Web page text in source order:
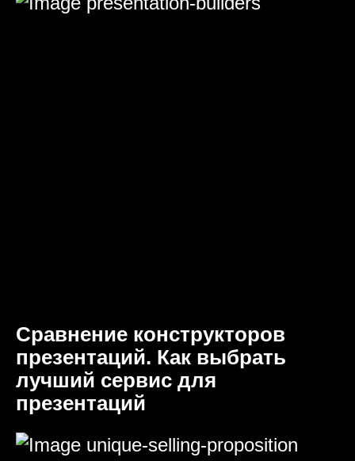
Сравнение конструкторов
презентаций. Как выбрать
лучший сервис для
презентаций